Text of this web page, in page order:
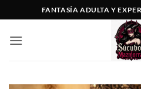
al
contenido
FANTASÍA ADULTA Y